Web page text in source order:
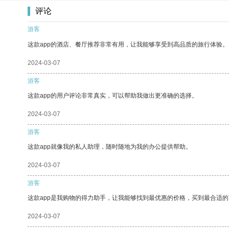
评论
游客
这款app的酒店、餐厅推荐非常有用，让我能够享受到高品质的旅行体验。
2024-03-07
游客
这款app的用户评论非常真实，可以帮助我做出更准确的选择。
2024-03-07
游客
这款app就像我的私人助理，随时随地为我的办公提供帮助。
2024-03-07
游客
这款app是我购物的得力助手，让我能够找到最优惠的价格，买到最合适
2024-03-07